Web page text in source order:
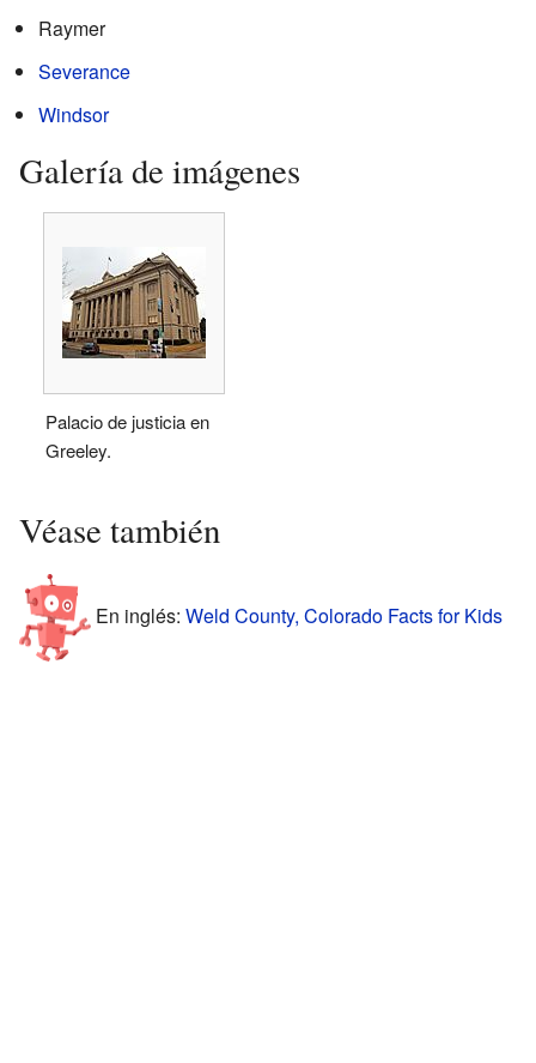
Raymer
Severance
Windsor
Galería de imágenes
Palacio de justicia en
Greeley.
Véase también
En inglés: Weld County, Colorado Facts for Kids